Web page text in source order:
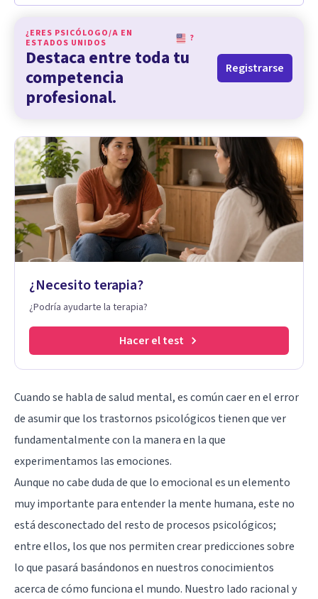
¿ERES PSICÓLOGO/A EN
ESTADOS UNIDOS
?
Destaca entre toda tu
competencia
profesional.
Registrarse
¿Necesito terapia?
¿Podría ayudarte la terapia?
Hacer el test
Cuando se habla de salud mental, es común caer en el error
de asumir que los trastornos psicológicos tienen que ver
fundamentalmente con la manera en la que
experimentamos las emociones.
Aunque no cabe duda de que lo emocional es un elemento
muy importante para entender la mente humana, este no
está desconectado del resto de procesos psicológicos;
entre ellos, los que nos permiten crear predicciones sobre
lo que pasará basándonos en nuestros conocimientos
acerca de cómo funciona el mundo. Nuestro lado racional y